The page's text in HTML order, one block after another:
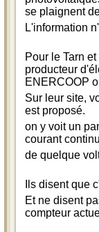
se plaignent
L'information
Pour le Tarn
producteur
ENERCOOP
Sur leur site,
est proposé.
on y voit un
courant continu
de quelque
Ils disent que
Et ne disent
compteur